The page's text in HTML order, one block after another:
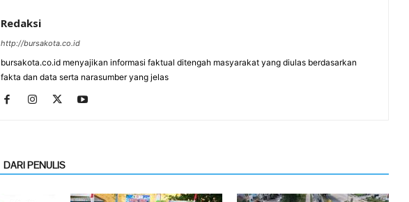
Redaksi
http://bursakota.co.id
bursakota.co.id menyajikan informasi faktual ditengah masyarakat yang diulas berdasarkan
fakta dan data serta narasumber yang jelas
DARI PENULIS